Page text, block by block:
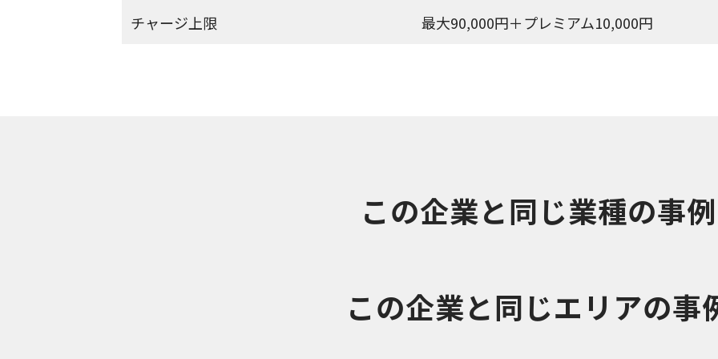
チャージ上限 最大90,000円＋プレミアム10,000円
この企業と同じ業種の事例
この企業と同じエリアの事